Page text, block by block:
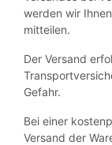
werden wir
mitteilen.
Der Versand
Gefahr.
Bei einer
Versand der